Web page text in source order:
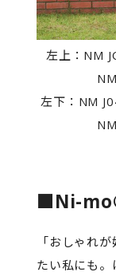
左上：NM
左下：NM
■Ni-
「おしゃれ
たい私にも